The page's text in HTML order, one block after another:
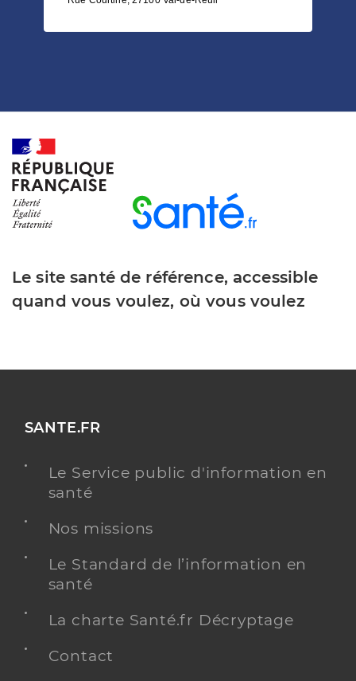
Le site santé de référence, accessible
quand vous voulez, où vous voulez
SANTE.FR
Le Service public d'information en
santé
Nos missions
Le Standard de l’information en
santé
La charte Santé.fr Décryptage
Contact